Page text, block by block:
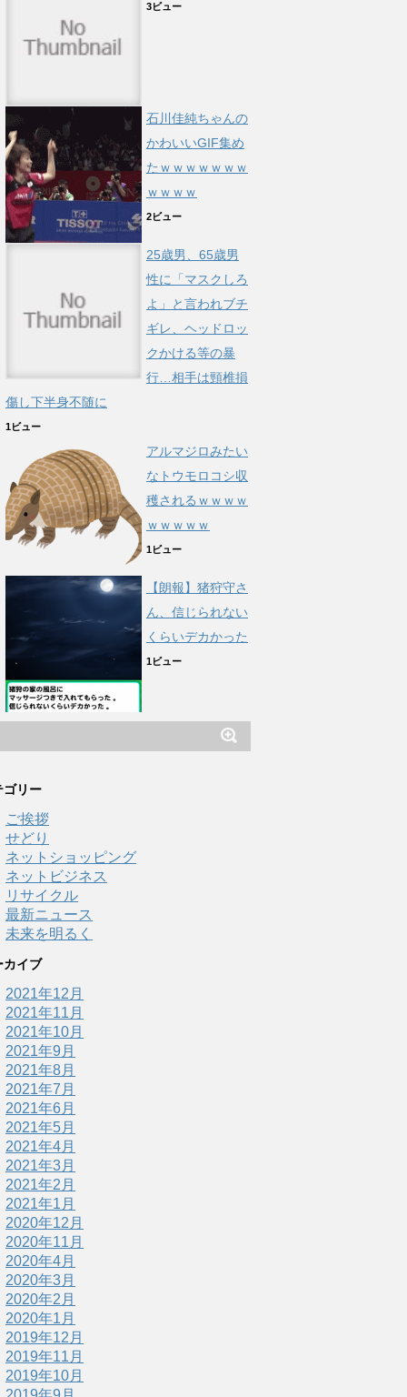
3ビュー
石川佳純ちゃんの
かわいいGIF集め
たｗｗｗｗｗｗｗ
ｗｗｗｗ
2ビュー
25歳男、65歳男
性に「マスクしろ
よ」と言われブチ
ギレ、ヘッドロッ
クかける等の暴
行…相手は頸椎損
傷し下半身不随に
1ビュー
アルマジロみたい
なトウモロコシ収
穫されるｗｗｗｗ
ｗｗｗｗｗ
1ビュー
【朗報】猪狩守さ
ん、信じられない
くらいデカかった
1ビュー
ゴリー
ご挨拶
せどり
ネットショッピング
ネットビジネス
リサイクル
最新ニュース
未来を明るく
カイブ
2021年12月
2021年11月
2021年10月
2021年9月
2021年8月
2021年7月
2021年6月
2021年5月
2021年4月
2021年3月
2021年2月
2021年1月
2020年12月
2020年11月
2020年4月
2020年3月
2020年2月
2020年1月
2019年12月
2019年11月
2019年10月